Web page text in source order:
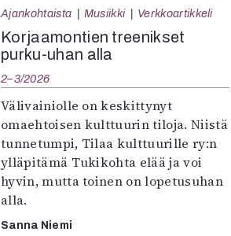
Ajankohtaista Musiikki Verkkoartikkeli
Korjaamontien treenikset
purku-uhan alla
2–3/2026
Välivainiolle on keskittynyt
omaehtoisen kulttuurin tiloja. Niistä
tunnetumpi, Tilaa kulttuurille ry:n
ylläpitämä Tukikohta elää ja voi
hyvin, mutta toinen on lopetusuhan
alla.
Sanna Niemi